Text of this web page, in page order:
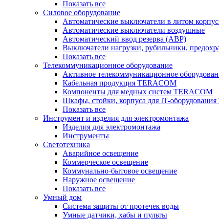
Показать все
Силовое оборудование
Автоматические выключатели в литом
Автоматические выключатели воздушные
Автоматический ввод резерва (АВР)
Выключатели нагрузки, рубильники,
Показать все
Телекоммуникационное оборудование
Активное телекоммуникационное
Кабельная продукция TERACOM
Компоненты для медных систем TERACOM
Шкафы, стойки, корпуса для IT-
Показать все
Инструмент и изделия для электромонтажа
Изделия для электромонтажа
Инструменты
Светотехника
Аварийное освещение
Коммерческое освещение
Коммунально-бытовое освещение
Наружное освещение
Показать все
Умный дом
Система защиты от протечек воды
Умные датчики, хабы и пульты